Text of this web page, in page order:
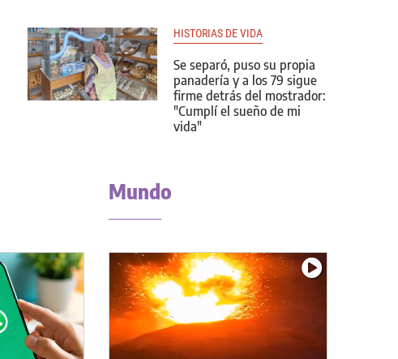
HISTORIAS DE VIDA
Se separó, puso su propia
panadería y a los 79 sigue
firme detrás del mostrador:
"Cumplí el sueño de mi
vida"
Mundo